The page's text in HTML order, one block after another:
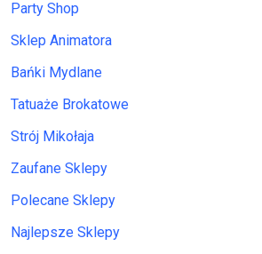
Party Shop
Sklep Animatora
Bańki Mydlane
Tatuaże Brokatowe
Strój Mikołaja
Zaufane Sklepy
Polecane Sklepy
Najlepsze Sklepy